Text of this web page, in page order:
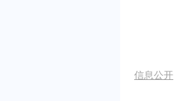
信息公开